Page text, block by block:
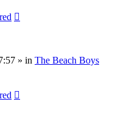
» in The Beach Boys